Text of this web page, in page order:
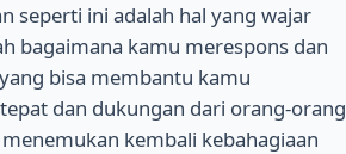
seperti ini adalah hal yang wajar
bagaimana kamu merespons dan
bisa membantu kamu
dan dukungan dari orang-orang
kembali kebahagiaan